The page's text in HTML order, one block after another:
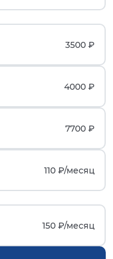
3500 ₽
4000 ₽
7700 ₽
110 ₽/месяц
150 ₽/месяц